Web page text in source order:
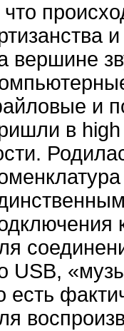
вершине
и
в
USB,
есть